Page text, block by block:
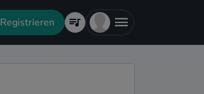
Registrieren